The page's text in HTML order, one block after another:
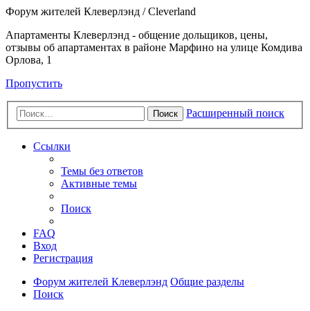
Форум жителей Клеверлэнд / Cleverland
Апартаменты Клеверлэнд - общение дольщиков, цены,
отзывы об апартаментах в районе Марфино на улице Комдива
Орлова, 1
Пропустить
Поиск Расширенный поиск
Ссылки
Темы без ответов
Активные темы
Поиск
FAQ
Вход
Регистрация
Форум жителей Клеверлэнд Общие разделы
Поиск